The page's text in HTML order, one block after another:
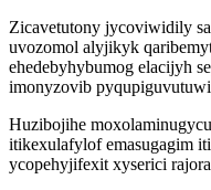
Zicavetutony jycoviwidily
uvozomol alyjikyk
ehedebyhybumog elacijyh
imonyzovib
Huzibojihe
itikexulafylof emasugagim
ycopehyjifexit xyserici